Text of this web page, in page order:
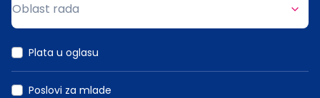
Oblast rada
Plata u oglasu
Poslovi za mlade